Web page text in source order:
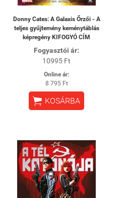
Donny Cates: A Galaxis Őrzői - A
teljes gyűjtemény keménytáblás
képregény KIFOGYÓ CÍM
Fogyasztói ár:
10995 Ft
Online ár:
8 795 Ft
 KOSÁRBA